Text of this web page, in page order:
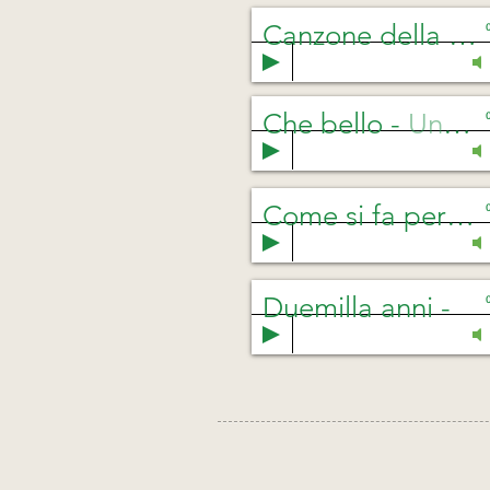
Canzone della buona notte
Che bello-Unknown Artist
Come si fa per essere felice
Duemilla anni-